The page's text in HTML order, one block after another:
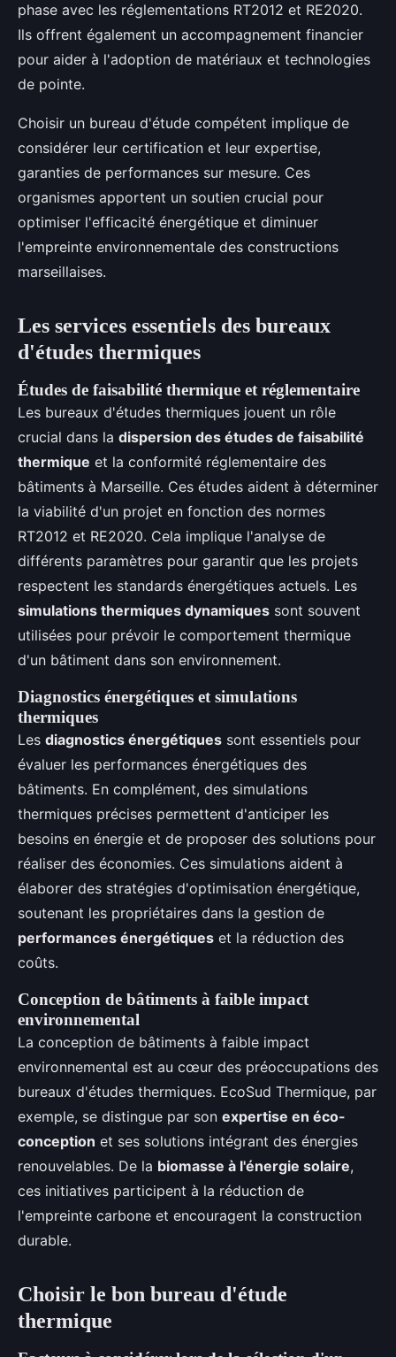
phase avec les réglementations RT2012 et RE2020.
Ils offrent également un accompagnement financier
pour aider à l'adoption de matériaux et technologies
de pointe.
Choisir un bureau d'étude compétent implique de
considérer leur certification et leur expertise,
garanties de performances sur mesure. Ces
organismes apportent un soutien crucial pour
optimiser l'efficacité énergétique et diminuer
l'empreinte environnementale des constructions
marseillaises.
Les services essentiels des bureaux
d'études thermiques
Études de faisabilité thermique et réglementaire
Les bureaux d'études thermiques jouent un rôle
crucial dans la dispersion des études de faisabilité
thermique et la conformité réglementaire des
bâtiments à Marseille. Ces études aident à déterminer
la viabilité d'un projet en fonction des normes
RT2012 et RE2020. Cela implique l'analyse de
différents paramètres pour garantir que les projets
respectent les standards énergétiques actuels. Les
simulations thermiques dynamiques sont souvent
utilisées pour prévoir le comportement thermique
d'un bâtiment dans son environnement.
Diagnostics énergétiques et simulations
thermiques
Les diagnostics énergétiques sont essentiels pour
évaluer les performances énergétiques des
bâtiments. En complément, des simulations
thermiques précises permettent d'anticiper les
besoins en énergie et de proposer des solutions pour
réaliser des économies. Ces simulations aident à
élaborer des stratégies d'optimisation énergétique,
soutenant les propriétaires dans la gestion de
performances énergétiques et la réduction des
coûts.
Conception de bâtiments à faible impact
environnemental
La conception de bâtiments à faible impact
environnemental est au cœur des préoccupations des
bureaux d'études thermiques. EcoSud Thermique, par
exemple, se distingue par son expertise en éco-
conception et ses solutions intégrant des énergies
renouvelables. De la biomasse à l'énergie solaire,
ces initiatives participent à la réduction de
l'empreinte carbone et encouragent la construction
durable.
Choisir le bon bureau d'étude
thermique